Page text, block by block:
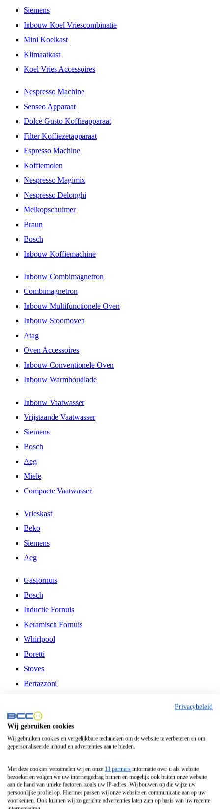
Siemens
Inbouw Koel Vriescombinatie
Mini Koelkast
Klimaatkast
Koel Vries Accessoires
Nespresso Machine
Senseo Apparaat
Dolce Gusto Koffieapparaat
Filter Koffiezetapparaat
Espresso Machine
Koffiemolen
Nespresso Magimix
Nespresso Delonghi
Melkopschuimer
Braun
Bosch
Inbouw Koffiemachine
Inbouw Combimagnetron
Combimagnetron
Inbouw Multifunctionele Oven
Inbouw Stoomoven
Atag
Oven Accessoires
Inbouw Conventionele Oven
Inbouw Warmhoudlade
Inbouw Vaatwasser
Vrijstaande Vaatwasser
Siemens
Bosch
Aeg
Miele
Compacte Vaatwasser
Vrieskast
Beko
Siemens
Aeg
Gasfornuis
Bosch
Inductie Fornuis
Keramisch Fornuis
Whirlpool
Boretti
Stoves
Bertazzoni
Fitelli
Airfryer
Frituurpan
Contactgrill
Broodbakmachine
Broodrooster
Privacybeleid
Wij gebruiken cookies
Wij gebruiken cookies en vergelijkbare technieken om de website te verbeteren en om
gepersonaliseerde inhoud en advertenties aan te bieden.
Met deze cookies verzamelen wij en onze 11 partners informatie over u als website
bezoeker en volgen we uw internetgedrag binnen en mogelijk ook buiten onze website
aan de hand van unieke factoren, zoals uw IP-adres. Wij bouwen op die wijze uw
persoonlijke profiel op. Hiermee passen wij onze website en communicatie aan op uw
voorkeuren. Ook kunnen wij zo gerichte advertenties laten zien op basis van uw recente